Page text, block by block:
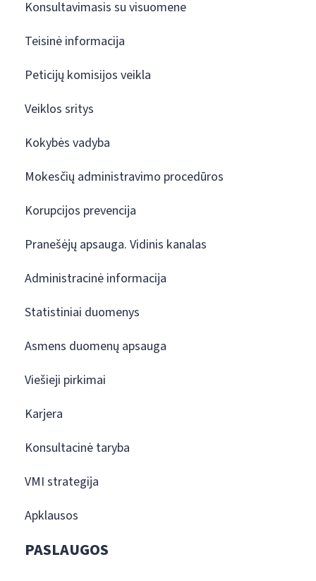
Konsultavimasis su visuomene
Teisinė informacija
Peticijų komisijos veikla
Veiklos sritys
Kokybės vadyba
Mokesčių administravimo procedūros
Korupcijos prevencija
Pranešėjų apsauga. Vidinis kanalas
Administracinė informacija
Statistiniai duomenys
Asmens duomenų apsauga
Viešieji pirkimai
Karjera
Konsultacinė taryba
VMI strategija
Apklausos
PASLAUGOS